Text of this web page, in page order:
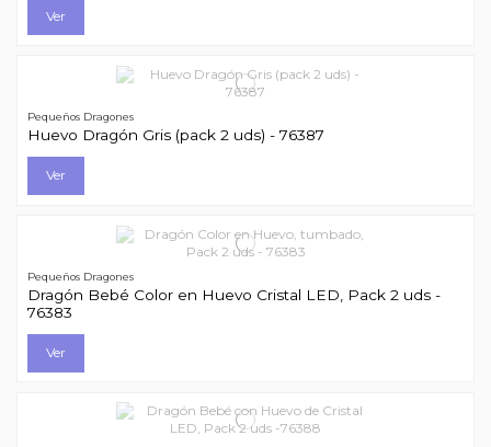
Ver
Pequeños Dragones
Huevo Dragón Gris (pack 2 uds) - 76387
Ver
Pequeños Dragones
Dragón Bebé Color en Huevo Cristal LED, Pack 2 uds -
76383
Ver